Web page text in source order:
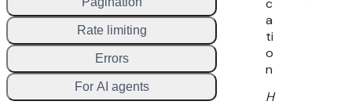
c
a
ti
o
n
H
Rate limiting
Errors
For AI agents